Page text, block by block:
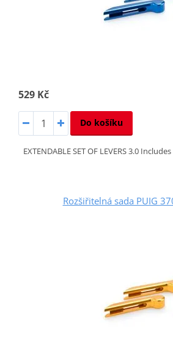
529 Kč
Do košíku
EXTENDABLE SET OF LEVERS 3.0
Rozšiřitelná sada PUIG